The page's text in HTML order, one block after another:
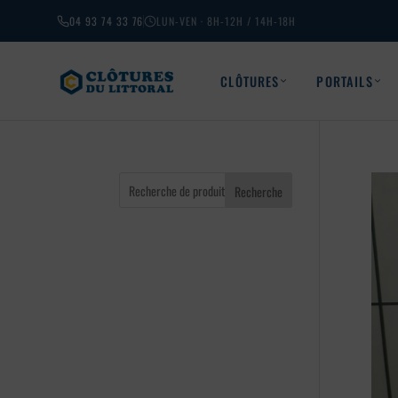
04 93 74 33 76 LUN-VEN · 8H-12H / 14H-18H
CLÔTURES PORTAILS
Recherche